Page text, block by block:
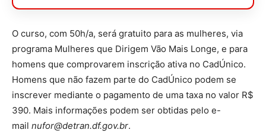
O curso, com 50h/a, será gratuito para as mulheres, via
programa Mulheres que Dirigem Vão Mais Longe, e para
homens que comprovarem inscrição ativa no CadÚnico.
Homens que não fazem parte do CadÚnico podem se
inscrever mediante o pagamento de uma taxa no valor R$
390. Mais informações podem ser obtidas pelo e-
mail nufor@detran.df.gov.br.